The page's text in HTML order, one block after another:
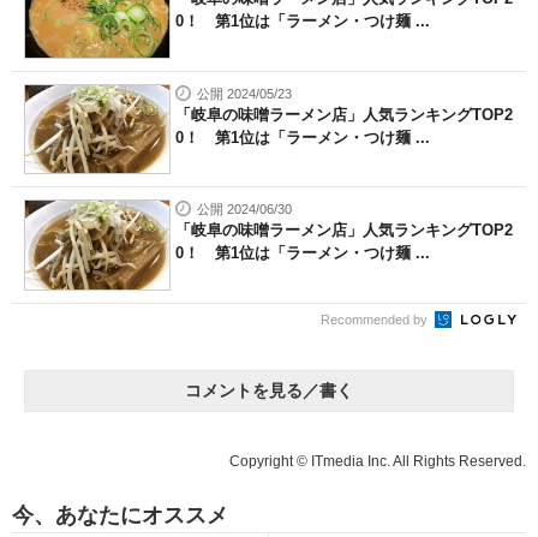
0！ 第1位は「ラーメン・つけ麺 ...
公開 2024/05/23
「岐阜の味噌ラーメン店」人気ランキングTOP2
0！ 第1位は「ラーメン・つけ麺 ...
公開 2024/06/30
「岐阜の味噌ラーメン店」人気ランキングTOP2
0！ 第1位は「ラーメン・つけ麺 ...
Recommended by
コメントを見る／書く
Copyright © ITmedia Inc. All Rights Reserved.
今、あなたにオススメ